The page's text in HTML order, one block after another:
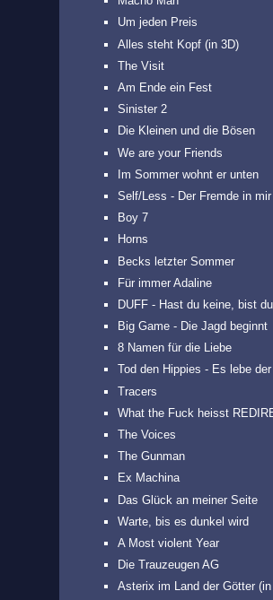
Um jeden Preis
Alles steht Kopf (in 3D)
The Visit
Am Ende ein Fest
Sinister 2
Die Kleinen und die Bösen
We are your Friends
Im Sommer wohnt er unten
Self/Less - Der Fremde in mir
Boy 7
Horns
Becks letzter Sommer
Für immer Adaline
DUFF - Hast du keine, bist
Big Game - Die Jagd beginnt
8 Namen für die Liebe
Tod den Hippies - Es lebe
Tracers
What the Fuck heisst
The Voices
The Gunman
Ex Machina
Das Glück an meiner Seite
Warte, bis es dunkel wird
A Most violent Year
Die Trauzeugen AG
Asterix im Land der Götter (in